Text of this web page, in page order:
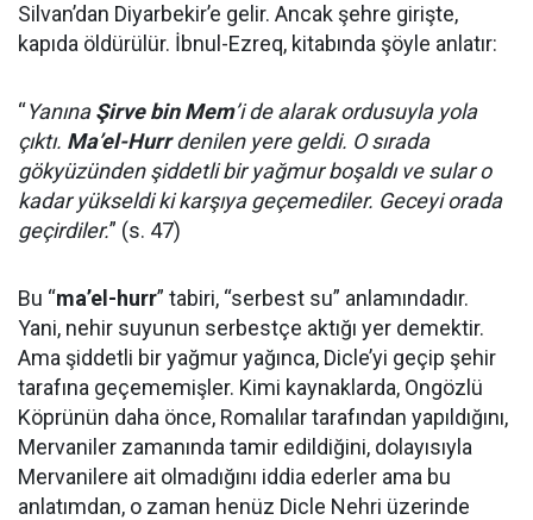
Silvan’dan Diyarbekir’e gelir. Ancak şehre girişte,
kapıda öldürülür. İbnul-Ezreq, kitabında şöyle anlatır:
“YanınaŞirve bin Mem’i de alarak ordusuyla yola
çıktı. Ma’el-Hurrdenilen yere geldi. O sırada
gökyüzünden şiddetli bir yağmur boşaldı ve sular o
kadar yükseldi ki karşıya geçemediler. Geceyi orada
geçirdiler.” (s. 47)
Bu “ma’el-hurr” tabiri, “serbest su” anlamındadır.
Yani, nehir suyunun serbestçe aktığı yer demektir.
Ama şiddetli bir yağmur yağınca, Dicle’yi geçip şehir
tarafına geçememişler. Kimi kaynaklarda, Ongözlü
Köprünün daha önce, Romalılar tarafından yapıldığını,
Mervaniler zamanında tamir edildiğini, dolayısıyla
Mervanilere ait olmadığını iddia ederler ama bu
anlatımdan, o zaman henüz Dicle Nehri üzerinde